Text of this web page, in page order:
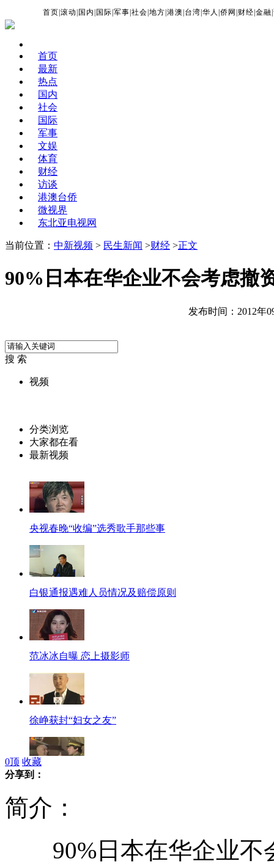
首页 |滚动 国内 国际 |军事 |社会 |地方 |港澳 台湾 |华人 |侨网 财经 |金融 |
首页
最新
热点
国内
社会
国际
军事
文娱
体育
财经
访谈
港澳台侨
微视界
东北亚电视网
当前位置： 中新视频 > 民生新闻 >财经 >正文
90%日本在华企业不会考虑撤
发布时间：2012年
搜 索
视频
分类浏览
大家都在看
最新视频
央视春晚“收编”选秀歌手那些事
白银通报遇难人员情况及赔偿原则
范冰冰自曝 恋上摄影师
徐峥获封“妇女之友”
舰载机飞行员 海军航空兵的精英
0顶 收藏
分享到：
简介：
90%日本在华企业不